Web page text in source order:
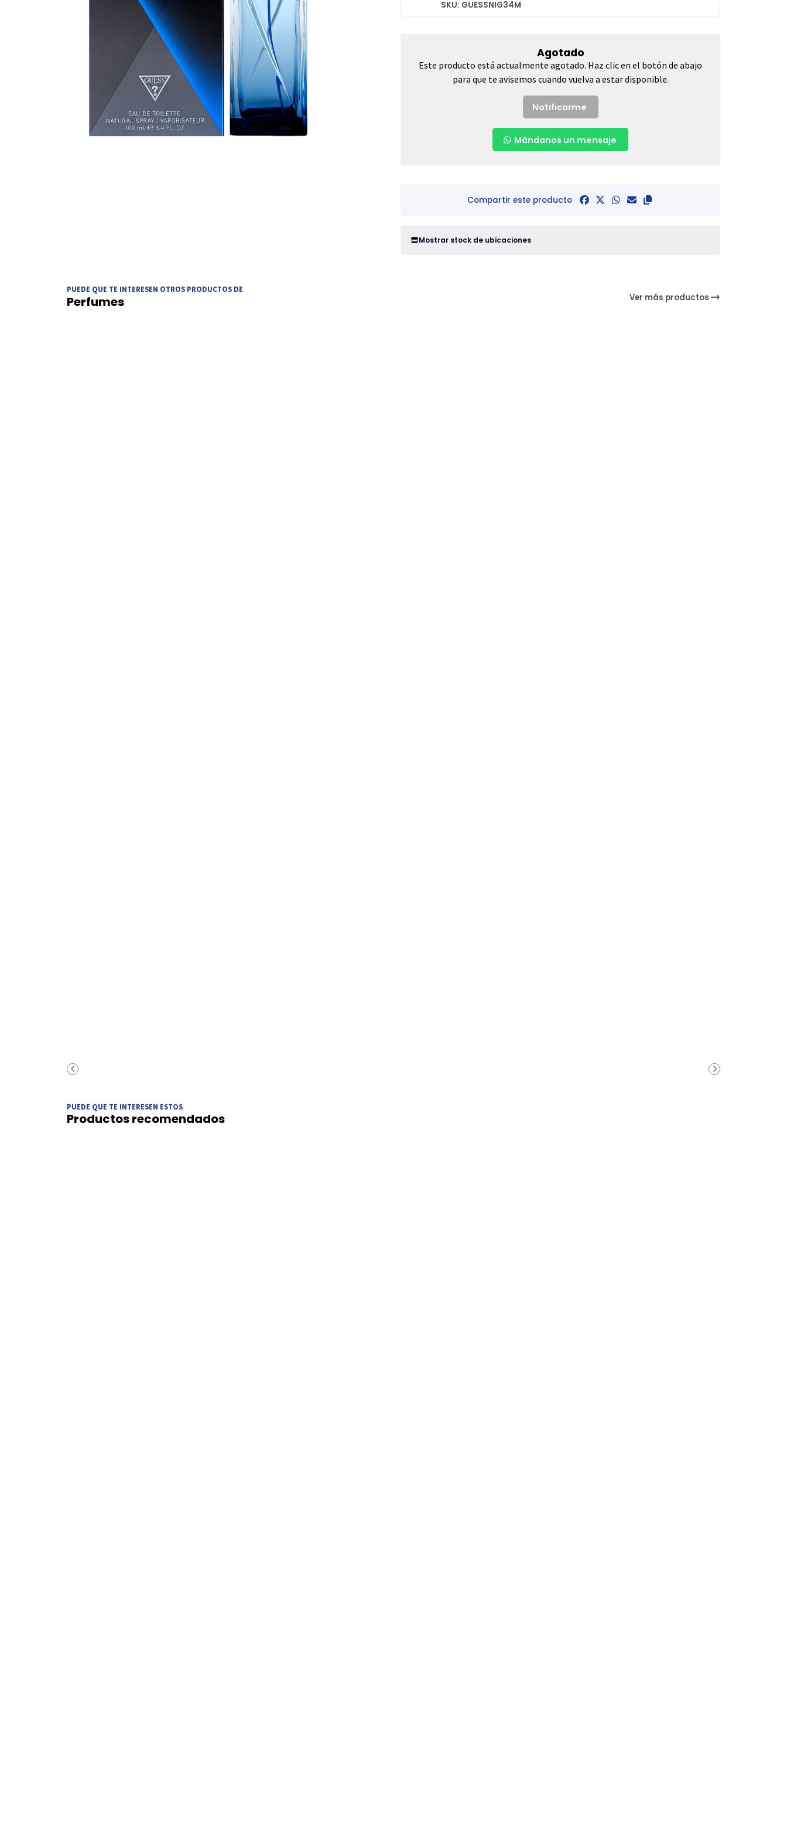
SKU: GUESSNIG34M
Agotado
Este producto está actualmente agotado. Haz clic en el botón de abajo
para que te avisemos cuando vuelva a estar disponible.
Notificarme
Mándanos un mensaje
Compartir este producto
Mostrar stock de ubicaciones
PUEDE QUE TE INTERESEN OTROS PRODUCTOS DE
Perfumes Ver más productos
PUEDE QUE TE INTERESEN ESTOS
Productos recomendados